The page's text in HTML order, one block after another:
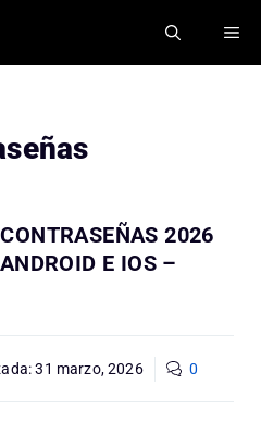
2026
E IOS –
31 marzo, 2026 0